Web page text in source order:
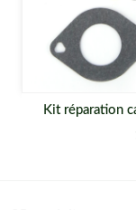
avez la chance de
marques mondiales
sélection, vous
que des vis,
carburateur pour
intégrés dans notre
rechange sur
trouver les
Kit réparation